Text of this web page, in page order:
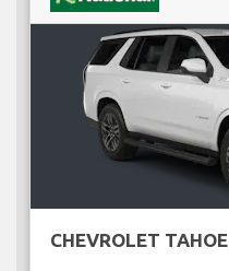
CHEVROLET TAHOE